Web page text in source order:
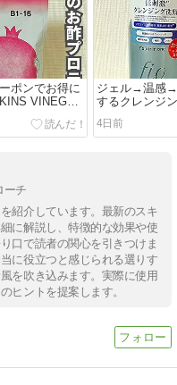
ポンでお得に
VINEGAR
お酢プロテイ
ジェル→温感→
するクレンジ
モイストクリ
ームWクレンズ
4日前
ーチ
紹介しています。最新のスキ
に解説し、特徴的な効果や使
口で読者の関心を引きつけま
に役立つと感じられる選りす
を吹き込みます。実際に使用
ヒントを提案します。